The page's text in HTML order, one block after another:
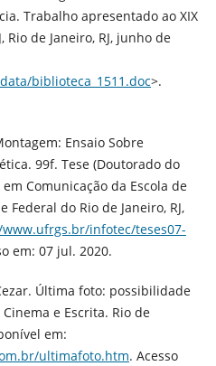
Trabalho apresentado ao XIX
Rio de Janeiro, RJ, junho de
biblioteca_1511.doc>.
Ensaio Sobre
99f. Tese (Doutorado do
Comunicação da Escola de
Federal do Rio de Janeiro, RJ,
infotec/teses07-
em: 07 jul. 2020.
Última foto: possibilidade
e Escrita. Rio de
em:
ultimafoto.htm. Acesso